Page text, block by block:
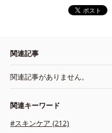
関連記事
関連記事がありません。
関連キーワード
#スキンケア (212)